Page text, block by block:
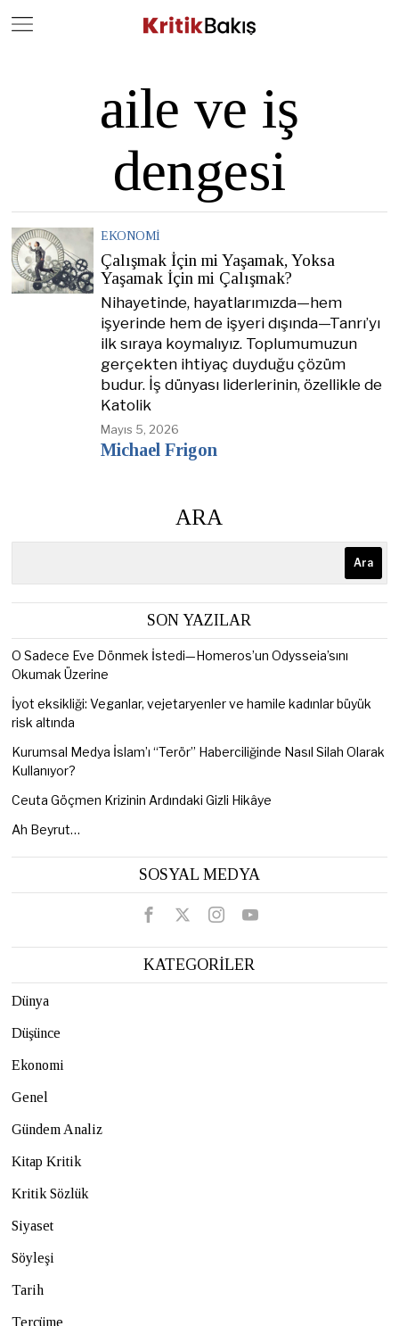
aile ve iş
dengesi
EKONOMI
Çalışmak İçin mi Yaşamak, Yoksa
Yaşamak İçin mi Çalışmak?
Nihayetinde, hayatlarımızda—hem
işyerinde hem de işyeri dışında—Tanrı’yı
ilk sıraya koymalıyız. Toplumumuzun
gerçekten ihtiyaç duyduğu çözüm
budur. İş dünyası liderlerinin, özellikle de
Katolik
Mayıs 5, 2026
Michael Frigon
ARA
Ara
SON YAZILAR
O Sadece Eve Dönmek İstedi—Homeros’un Odysseia’sını
Okumak Üzerine
İyot eksikliği: Veganlar, vejetaryenler ve hamile kadınlar büyük
risk altında
Kurumsal Medya İslam’ı “Terör” Haberciliğinde Nasıl Silah Olarak
Kullanıyor?
Ceuta Göçmen Krizinin Ardındaki Gizli Hikâye
Ah Beyrut…
SOSYAL MEDYA
KATEGORİLER
Dünya
Düşünce
Ekonomi
Genel
Gündem Analiz
Kitap Kritik
Kritik Sözlük
Siyaset
Söyleşi
Tarih
Tercüme